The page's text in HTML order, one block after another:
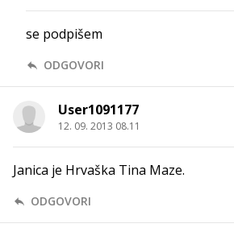
se podpišem
ODGOVORI
User1091177
12. 09. 2013 08.11
Janica je Hrvaška Tina Maze.
ODGOVORI